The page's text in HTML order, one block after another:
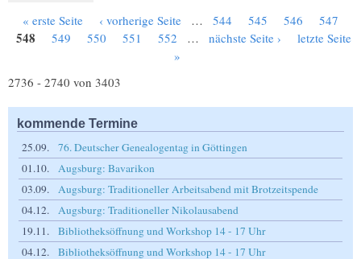
Seiten
« erste Seite ‹ vorherige Seite … 544 545 546 547
548 549 550 551 552 … nächste Seite ›
letzte Seite
»
2736 - 2740 von 3403
kommende Termine
25.09.
76. Deutscher Genealogentag in Göttingen
01.10.
Augsburg: Bavarikon
03.09.
Augsburg: Traditioneller Arbeitsabend mit Brotzeitspende
04.12.
Augsburg: Traditioneller Nikolausabend
19.11.
Bibliotheksöffnung und Workshop 14 - 17 Uhr
04.12.
Bibliotheksöffnung und Workshop 14 - 17 Uhr